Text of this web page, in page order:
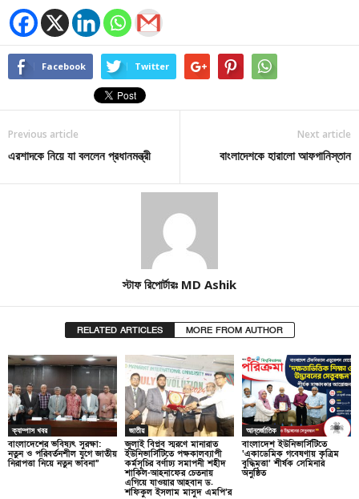
Facebook Twitter
Previous article
এরশাদকে নিয়ে যা বললেন প্রধানমন্ত্রী
Next article
বাংলাদেশকে হারালো আফগানিস্তান
স্টাফ রিপোর্টারঃ MD Ashik
RELATED ARTICLES MORE FROM AUTHOR
ক্যাম্পাস খবর
বাংলাদেশের ভবিষ্যৎ সুরক্ষা:
নতুন ও পরিবর্তনশীল যুগে জাতীয়
নিরাপত্তা নিয়ে নতুন ভাবনা”
জাতীয়
জুলাই বিপ্লব স্মরণে মানারাত
ইউনিভার্সিটিতে পক্ষকালব্যাপী
কর্মসূচির বর্ণাঢ্য সমাপনী শহীদ
শাকিল-আহনাফের চেতনায়
এগিয়ে যাওয়ার আহবান ড.
শফিকুল ইসলাম মাসুদ এমপি’র
আন্তর্জাতিক
বাংলাদেশ ইউনিভার্সিটিতে
‘একাডেমিক গবেষণায় কৃত্রিম
বুদ্ধিমত্তা’ শীর্ষক সেমিনার
অনুষ্ঠিত